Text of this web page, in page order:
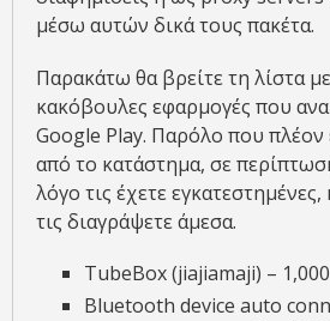
μέσω αυτών δικά τους πακέτα.
Παρακάτω θα βρείτε τη λίστα
κακόβουλες εφαρμογές που
Google Play. Παρόλο που πλέον
από το κατάστημα, σε
λόγο τις έχετε
τις διαγράψετε άμεσα.
TubeBox (jiajiamaji) –
Bluetooth device auto